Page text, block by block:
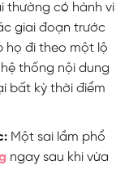
thường có hành vi
giai đoạn trước
họ đi theo một lộ
thống nội dung
bất kỳ thời điểm
Một sai lầm phổ
ngay sau khi vừa